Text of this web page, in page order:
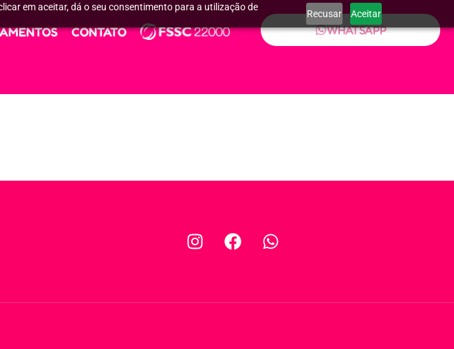
em aceitar, dá o seu consentimento para a utilização de
Recusar Aceitar
CONTATO WHATSAPP